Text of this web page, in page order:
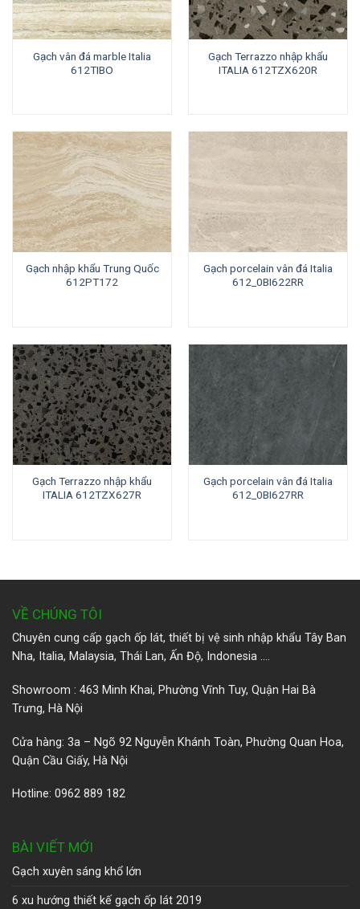
Gạch vân đá marble Italia
612TIBO
Gạch Terrazzo nhập khẩu
ITALIA 612TZX620R
Gạch nhập khẩu Trung Quốc
612PT172
Gạch porcelain vân đá Italia
612_0BI622RR
Gạch Terrazzo nhập khẩu
ITALIA 612TZX627R
Gạch porcelain vân đá Italia
612_0BI627RR
VỀ CHÚNG TÔI
Chuyên cung cấp gạch ốp lát, thiết bị vệ sinh nhập khẩu Tây Ban
Nha, Italia, Malaysia, Thái Lan, Ấn Độ, Indonesia ….
Showroom : 463 Minh Khai, Phường Vĩnh Tuy, Quận Hai Bà
Trưng, Hà Nội
Cửa hàng: 3a – Ngõ 92 Nguyễn Khánh Toàn, Phường Quan Hoa,
Quận Cầu Giấy, Hà Nội
Hotline: 0962 889 182
BÀI VIẾT MỚI
Gạch xuyên sáng khổ lớn
6 xu hướng thiết kế gạch ốp lát 2019